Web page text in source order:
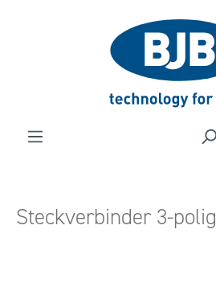
Steckverbinder 3-polig